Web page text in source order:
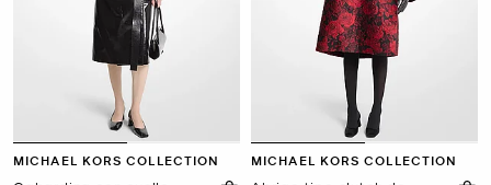
MICHAEL KORS COLLECTION MICHAEL KORS COLLECTION